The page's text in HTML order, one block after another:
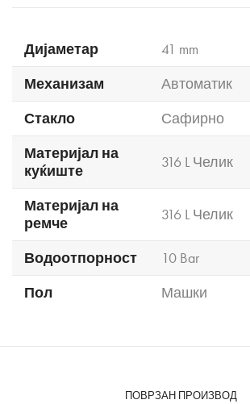
Дијаметар
41 mm
Механизам
Автоматик
Стакло
Сафирно
Материјал на
куќиште
316 L Челик
Материјал на
ремче
316 L Челик
Водоотпорност
10 Bar
Пол
Машки
ПОВРЗАН ПРОИЗВОД